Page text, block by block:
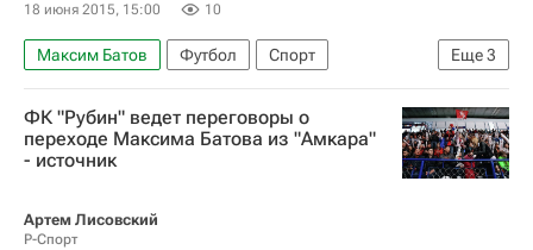
18 июня 2015, 15:00 10
Еще3
Максим Батов Футбол
Спорт
Гаджи Гаджиев
РПЛ 2026-2027 (Чемпионат России по футболу)
Амкар
ФК "Рубин" ведет переговоры о
переходе Максима Батова из "Амкара"
- источник
Артем Лисовский
Р-Спорт